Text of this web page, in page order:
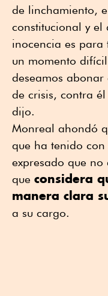
de linchamiento,
constitucional y el
inocencia es para
un momento
deseamos
de crisis, contra
dijo.
Monreal ahondó
que ha tenido
expresado que
que considera
manera clara
a su cargo.